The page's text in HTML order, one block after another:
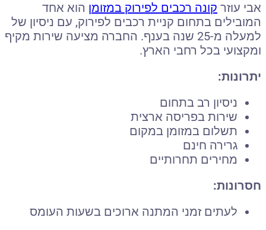
אבי עוזר קונה רכבים לפירוק במזומן הוא אחד
המובילים בתחום קניית רכבים לפירוק, עם ניסיון של
למעלה מ-25 שנה בענף. החברה מציעה שירות מקיף
ומקצועי בכל רחבי הארץ.
יתרונות:
ניסיון רב בתחום
שירות בפריסה ארצית
תשלום במזומן במקום
גרירה חינם
מחירים תחרותיים
חסרונות:
לעתים זמני המתנה ארוכים בשעות העומס